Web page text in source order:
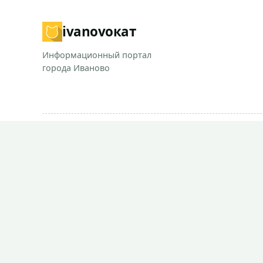
ivanovoкат
Информационный портал
города Иваново